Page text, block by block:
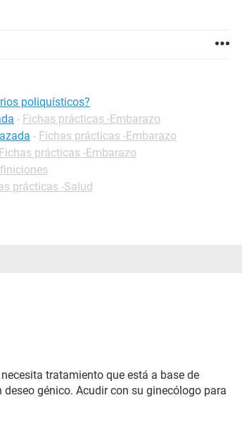
poliquísticos?
- Fichas prácticas -Embarazo
- Fichas prácticas -Embarazo
Fichas prácticas -Embarazo
prácticas -Salud
tratamiento que está a base de
génico. Acudir con su ginecólogo para